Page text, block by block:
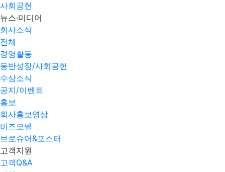
사회공헌
뉴스·미디어
회사소식
전체
경영활동
동반성장/사회공헌
수상소식
공지/이벤트
홍보
회사홍보영상
비즈모델
브로슈어&포스터
고객지원
고객Q&A